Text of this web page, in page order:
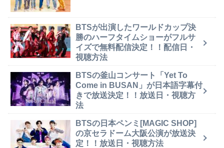
BTSが出演したワールドカップ決
勝のハーフタイムショーがフルサ
イズで無料配信決定！！配信日・
視聴方法
BTSの釜山コンサート「Yet To
Come in BUSAN」が日本語字幕付
きで放送決定！！放送日・視聴方
法
BTSの日本ペンミ[MAGIC SHOP]
の京セラドーム大阪公演が放送決
定！！放送日・視聴方法